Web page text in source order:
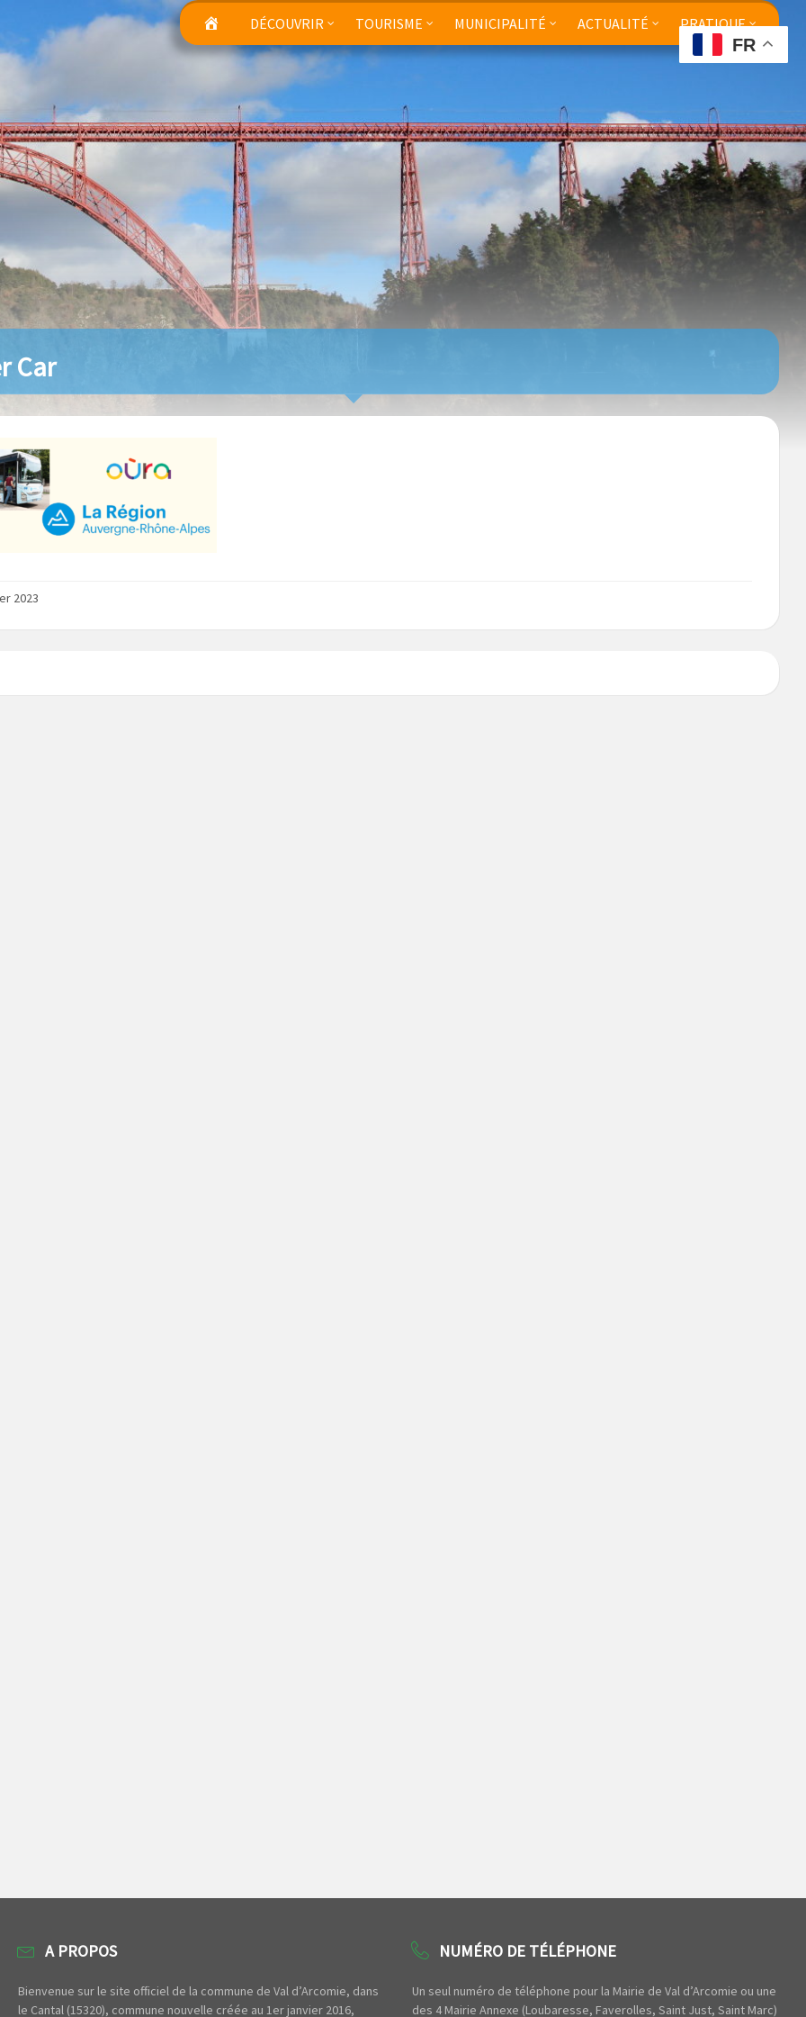
DÉCOUVRIR TOURISME MUNICIPALITÉ ACTUALITÉ
PRATIQUE
Car
2023
A PROPOS
Bienvenue sur le site officiel de la commune de Val d’Arcomie, dans
le Cantal (15320), commune nouvelle créée au 1er janvier 2016,
NUMÉRO DE TÉLÉPHONE
Un seul numéro de téléphone pour la Mairie de Val d’Arcomie ou une
des 4 Mairie Annexe (Loubaresse, Faverolles, Saint Just, Saint Marc)
FR